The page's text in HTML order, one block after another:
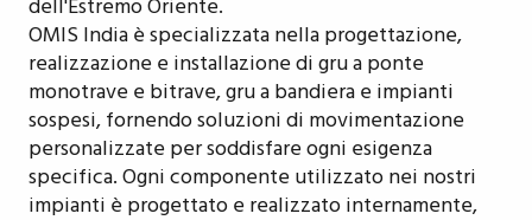
dell'Estremo Oriente.
OMIS India è specializzata nella progettazione,
realizzazione e installazione di gru a ponte
monotrave e bitrave, gru a bandiera e impianti
sospesi, fornendo soluzioni di movimentazione
personalizzate per soddisfare ogni esigenza
specifica. Ogni componente utilizzato nei nostri
impianti è progettato e realizzato internamente,